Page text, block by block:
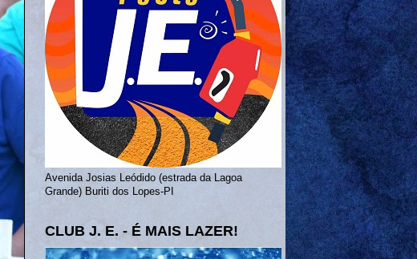
Avenida Josias Leódido (estrada da Lagoa
Grande) Buriti dos Lopes-PI
CLUB J. E. - É MAIS LAZER!